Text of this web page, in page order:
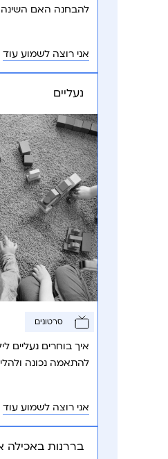
להבחנה האם
אני רוצה לשמוע עוד
נעליים
סרטונים
איך בוחרים נעליים
להתאמה נכונה
אני רוצה לשמוע עוד
בררנות באכילה